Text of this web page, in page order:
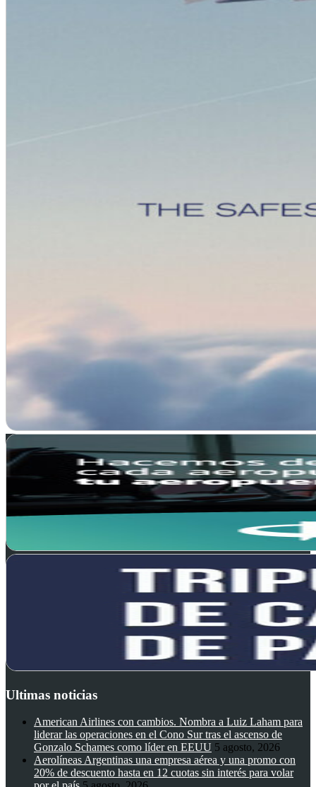
Ultimas noticias
American Airlines con cambios. Nombra a Luiz Laham para
liderar las operaciones en el Cono Sur tras el ascenso de
Gonzalo Schames como líder en EEUU 5 agosto, 2026
Aerolíneas Argentinas una empresa aérea y una promo con
20% de descuento hasta en 12 cuotas sin interés para volar